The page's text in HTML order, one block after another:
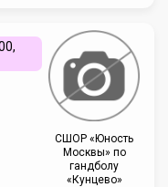
СШОР «Юность
Москвы» по
гандболу
«Кунцево»